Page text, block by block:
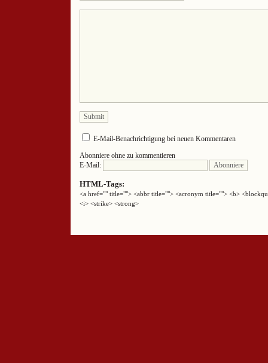
E-Mail-Benachrichtigung bei neuen Kommentaren
Abonniere ohne zu kommentieren
E-Mail:
HTML-Tags:
<a href="" title=""> <abbr title=""> <acronym title=""> <b>
<i> <strike> <strong>